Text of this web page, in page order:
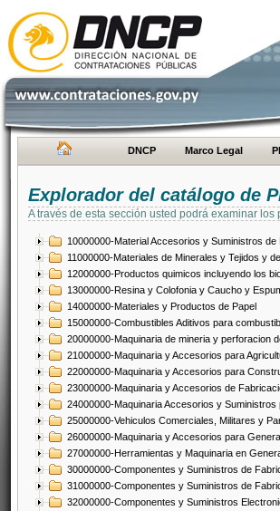
DNCP Marco Legal
Explorador del catálogo de
A través de esta sección usted podrá examinar
10000000-Material Accesorios y Suministros de
11000000-Materiales de Minerales y Tejidos y
12000000-Productos quimicos incluyendo los
13000000-Resina y Colofonia y Caucho y
14000000-Materiales y Productos de Papel
15000000-Combustibles Aditivos para
20000000-Maquinaria de mineria y perforacion
21000000-Maquinaria y Accesorios para
22000000-Maquinaria y Accesorios para
23000000-Maquinaria y Accesorios de
24000000-Maquinaria Accesorios y
25000000-Vehiculos Comerciales, Militares y
26000000-Maquinaria y Accesorios para
27000000-Herramientas y Maquinaria en
30000000-Componentes y Suministros de
31000000-Componentes y Suministros de
32000000-Componentes y Suministros